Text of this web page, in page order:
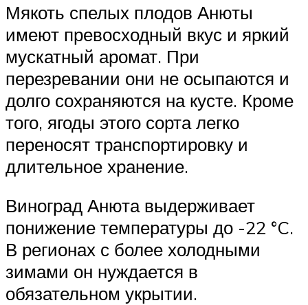
Мякоть спелых плодов Анюты
имеют превосходный вкус и яркий
мускатный аромат. При
перезревании они не осыпаются и
долго сохраняются на кусте. Кроме
того, ягоды этого сорта легко
переносят транспортировку и
длительное хранение.
Виноград Анюта выдерживает
понижение температуры до -22 °C.
В регионах с более холодными
зимами он нуждается в
обязательном укрытии.